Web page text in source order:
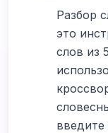
Разбор
это
слов из